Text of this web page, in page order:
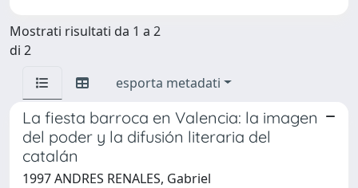
Mostrati risultati da 1 a 2
di 2
esporta metadati
La fiesta barroca en Valencia: la imagen
del poder y la difusión literaria del
catalán
1997 ANDRES RENALES, Gabriel